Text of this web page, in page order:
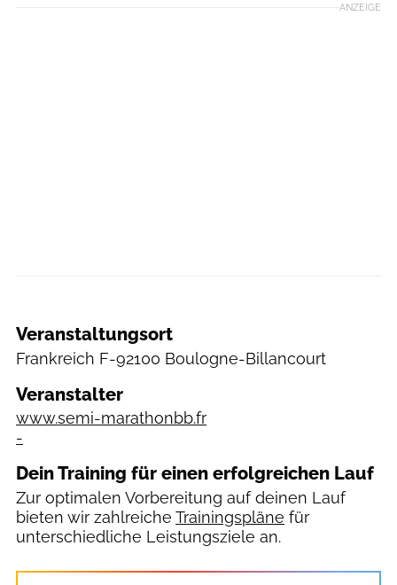
ANZEIGE
Veranstaltungsort
Frankreich F-92100 Boulogne-Billancourt
Veranstalter
www.semi-marathonbb.fr
-
Dein Training für einen erfolgreichen Lauf
Zur optimalen Vorbereitung auf deinen Lauf
bieten wir zahlreiche Trainingspläne für
unterschiedliche Leistungsziele an.